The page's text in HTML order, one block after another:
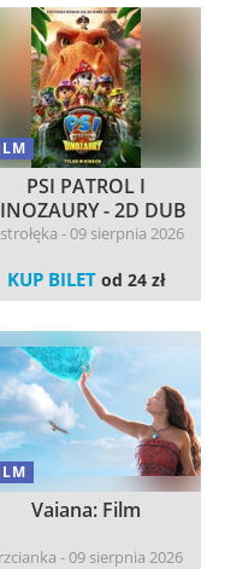
PSI PATROL I
- 2D DUB
- 09 sierpnia 2026
KUP BILET od 24 zł
Vaiana: Film
- 09 sierpnia 2026